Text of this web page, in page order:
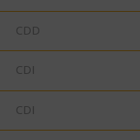
CDD
CDI
CDI